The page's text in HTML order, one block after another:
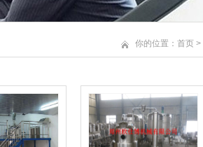
你的位置： 首页 >